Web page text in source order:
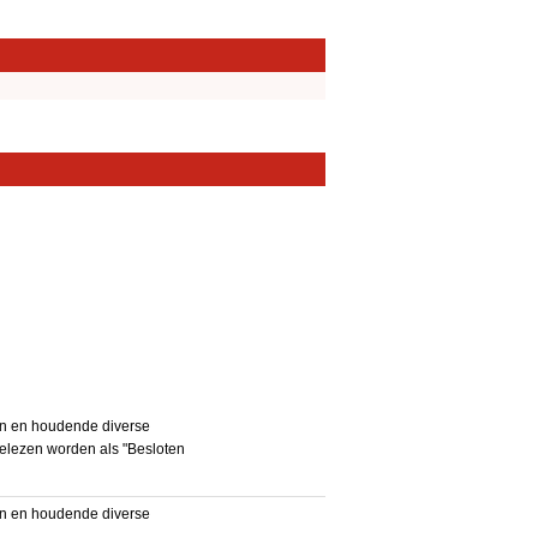
en houdende diverse
worden als "Besloten
en houdende diverse